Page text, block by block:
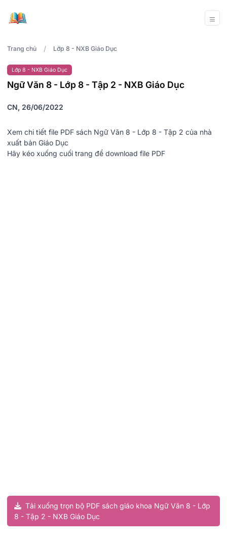
Trang chủ / Lớp 8 - NXB Giáo Dục
Lớp 8 - NXB Giáo Dục
Ngữ Văn 8 - Lớp 8 - Tập 2 - NXB Giáo Dục
CN, 26/06/2022
Xem chi tiết file PDF sách Ngữ Văn 8 - Lớp 8 - Tập 2 của nhà
xuất bản Giáo Dục
Hãy kéo xuống cuối trang để download file PDF
Tải xuống trọn bộ PDF sách giáo khoa Ngữ Văn 8 - Lớp
8 - Tập 2 - NXB Giáo Dục